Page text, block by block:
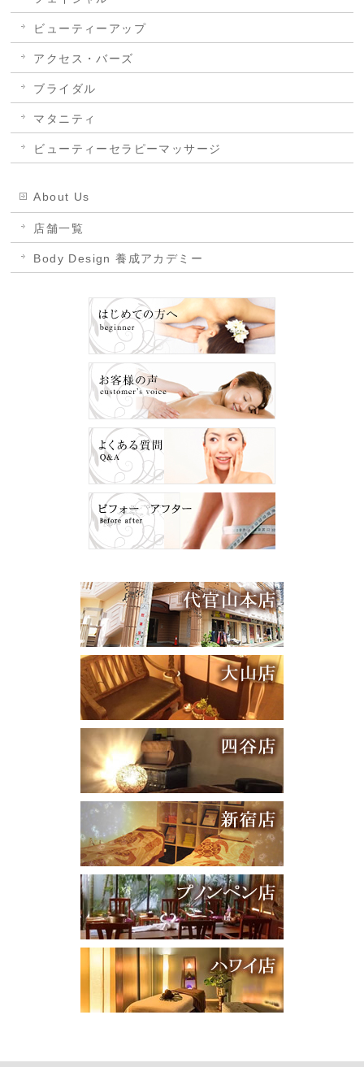
ビューティーアップ
アクセス・バーズ
ブライダル
マタニティ
ビューティーセラピーマッサージ
About Us
店舗一覧
Body Design 養成アカデミー